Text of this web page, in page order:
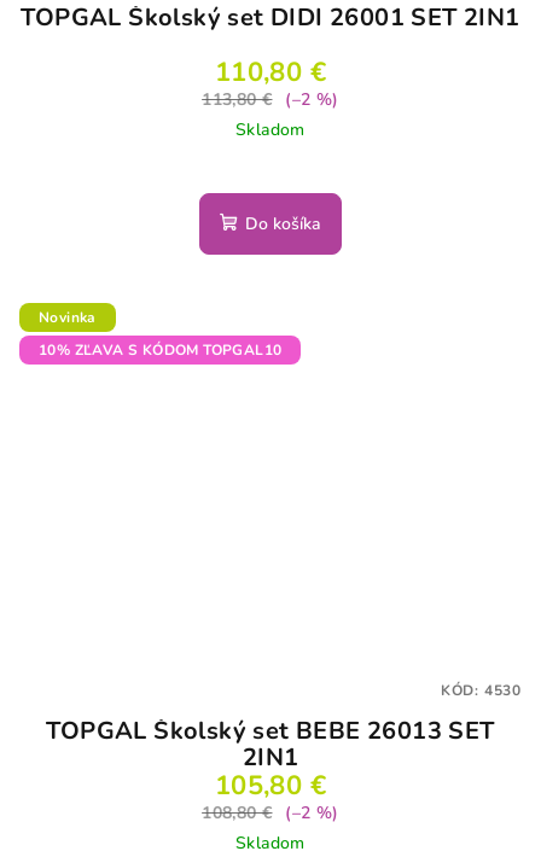
TOPGAL Školský set DIDI 26001 SET 2IN1
110,80 €
113,80 €
(–2 %)
Skladom
Do košíka
Novinka
10% ZĽAVA S KÓDOM TOPGAL10
TOPGAL Školský set BEBE 26013 SET
2IN1
105,80 €
108,80 €
(–2 %)
Skladom
KÓD: 4530